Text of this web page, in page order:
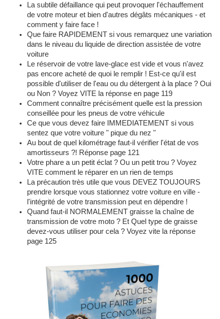
La subtile défaillance qui peut provoquer l'échauffement
de votre moteur et bien d'autres dégâts mécaniques - et
comment y faire face !
Que faire RAPIDEMENT si vous remarquez une variation
dans le niveau du liquide de direction assistée de votre
voiture
Le réservoir de votre lave-glace est vide et vous n'avez
pas encore acheté de quoi le remplir ! Est-ce qu'il est
possible d'utiliser de l'eau ou du détergent à la place ? Oui
ou Non ? Voyez VITE la réponse en page 119
Comment connaître précisément quelle est la pression
conseillée pour les pneus de votre véhicule
Ce que vous devez faire IMMEDIATEMENT si vous
sentez que votre voiture " pique du nez "
Au bout de quel kilométrage faut-il vérifier l'état de vos
amortisseurs ?! Réponse page 121
Votre phare a un petit éclat ? Ou un petit trou ? Voyez
VITE comment le réparer en un rien de temps
La précaution très utile que vous DEVEZ TOUJOURS
prendre lorsque vous stationnez votre voiture en ville -
l'intégrité de votre transmission peut en dépendre !
Quand faut-il NORMALEMENT graisse la chaîne de
transmission de votre moto ? Et Quel type de graisse
devez-vous utiliser pour cela ? Voyez vite la réponse
page 125